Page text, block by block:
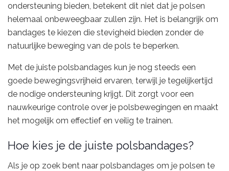
ondersteuning bieden, betekent dit niet dat je polsen
helemaal onbeweegbaar zullen zijn. Het is belangrijk om
bandages te kiezen die stevigheid bieden zonder de
natuurlijke beweging van de pols te beperken.
Met de juiste polsbandages kun je nog steeds een
goede bewegingsvrijheid ervaren, terwijl je tegelijkertijd
de nodige ondersteuning krijgt. Dit zorgt voor een
nauwkeurige controle over je polsbewegingen en maakt
het mogelijk om effectief en veilig te trainen.
Hoe kies je de juiste polsbandages?
Als je op zoek bent naar polsbandages om je polsen te